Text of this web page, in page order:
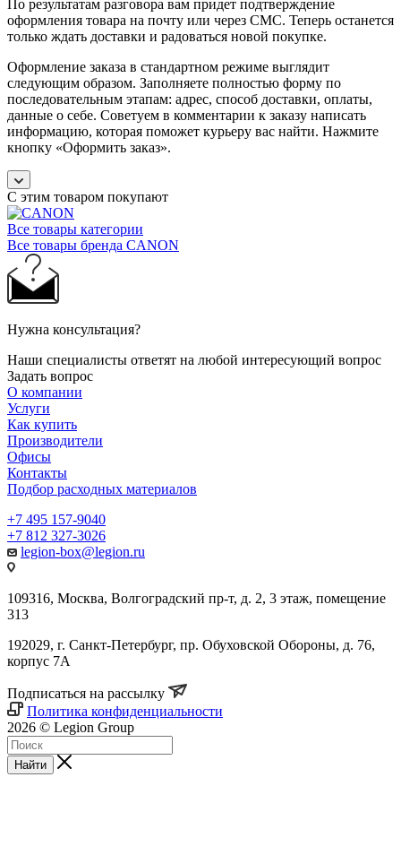
По результатам разговора вам придет подтверждение
оформления товара на почту или через СМС. Теперь останется
только ждать доставки и радоваться новой покупке.
Оформление заказа в стандартном режиме выглядит
следующим образом. Заполняете полностью форму по
последовательным этапам: адрес, способ доставки, оплаты,
данные о себе. Советуем в комментарии к заказу написать
информацию, которая поможет курьеру вас найти. Нажмите
кнопку «Оформить заказ».
С этим товаром покупают
Все товары категории
Все товары бренда CANON
Нужна консультация?
Наши специалисты ответят на любой интересующий вопрос
Задать вопрос
О компании
Услуги
Как купить
Производители
Офисы
Контакты
Подбор расходных материалов
+7 495 157-9040
+7 812 327-3026
legion-box@legion.ru
109316, Москва, Волгоградский пр-т, д. 2, 3 этаж, помещение
313
192029, г. Санкт-Петербург, пр. Обуховской Обороны, д. 76,
корпус 7А
Подписаться на рассылку
Политика конфиденциальности
2026 © Legion Group
Найти